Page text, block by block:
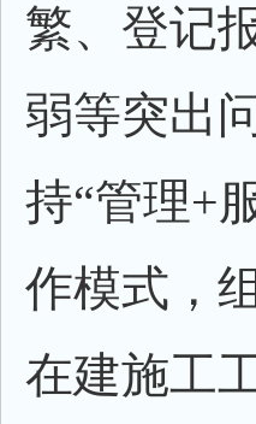
繁、登记
弱等突出
持“管理+
作模式，
在建施工